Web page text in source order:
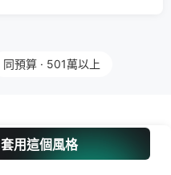
同預算 · 501萬以上
套用這個風格